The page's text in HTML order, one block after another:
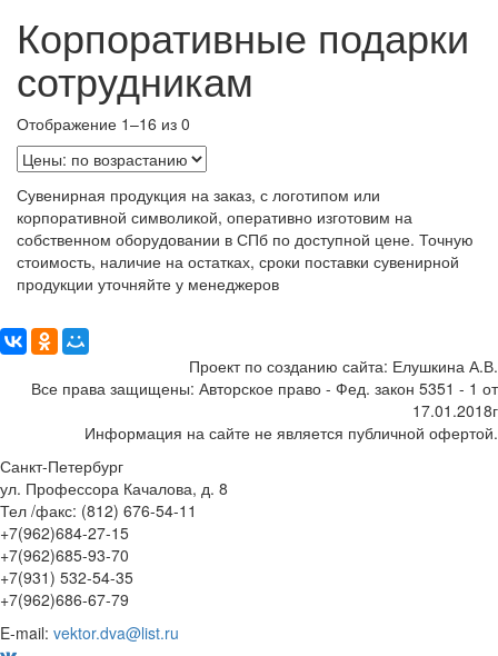
Корпоративные подарки
сотрудникам
Отображение 1–16 из 0
Сувенирная продукция на заказ, с логотипом или
корпоративной символикой, оперативно изготовим на
собственном оборудовании в СПб по доступной цене. Точную
стоимость, наличие на остатках, сроки поставки сувенирной
продукции уточняйте у менеджеров
Проект по созданию сайта: Елушкина А.В.
Все права защищены: Авторское право - Фед. закон 5351 - 1 от
17.01.2018г
Информация на сайте не является публичной офертой.
Санкт-Петербург
ул. Профессора Качалова, д. 8
Тел /факс: (812) 676-54-11
+7(962)684-27-15
+7(962)685-93-70
+7(931) 532-54-35
+7(962)686-67-79
E-mail: vektor.dva@list.ru